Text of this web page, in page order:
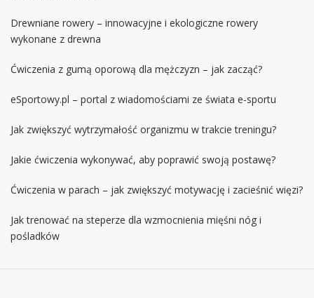
Drewniane rowery – innowacyjne i ekologiczne rowery
wykonane z drewna
Ćwiczenia z gumą oporową dla mężczyzn – jak zacząć?
eSportowy.pl – portal z wiadomościami ze świata e-sportu
Jak zwiększyć wytrzymałość organizmu w trakcie treningu?
Jakie ćwiczenia wykonywać, aby poprawić swoją postawę?
Ćwiczenia w parach – jak zwiększyć motywację i zacieśnić więzi?
Jak trenować na steperze dla wzmocnienia mięśni nóg i
pośladków